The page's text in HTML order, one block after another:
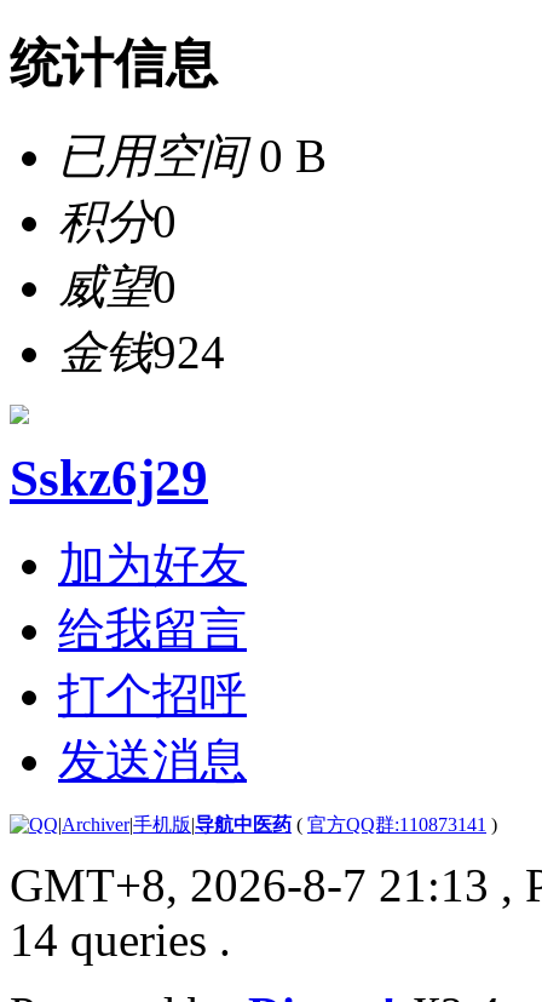
统计信息
已用空间0 B
积分0
威望0
金钱924
Sskz6j29
加为好友
给我留言
打个招呼
发送消息
|Archiver|手机版|导航中医药 ( 官方QQ群:110873141 )
GMT+8, 2026-8-7 21:13 ,
14 queries .